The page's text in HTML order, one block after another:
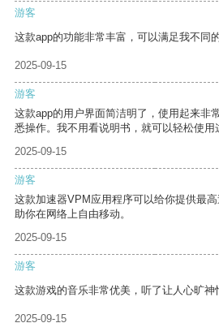
游客
这款app的功能非常丰富，可以满足我不同
2025-09-15
游客
这款app的用户界面简洁明了，使用起来非
悉操作。我不用看说明书，就可以轻松使用
2025-09-15
游客
这款加速器VPM应用程序可以给你提供最
助你在网络上自由移动。
2025-09-15
游客
这款游戏的音乐非常优美，听了让人心旷神
2025-09-15